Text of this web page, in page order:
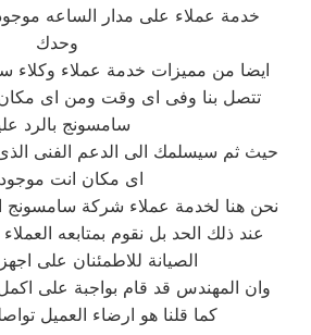
خدمة عملاء على مدار الساعه
وحدك
ايضا من مميزات خدمة عملاء وكلاء
تتصل بنا وفى اى وقت ومن اى
سامسونج بالرد
حيث ثم سيسلمك الى الدعم الفنى
اى مكان انت
نحن هنا لخدمة عملاء شركة سامسونج
عند ذلك الحد بل نقوم بمتابعه
الصيانة للاطمئنان على
وان المهندس قد قام بواجبة على
كما قلنا هو ارضاء العميل